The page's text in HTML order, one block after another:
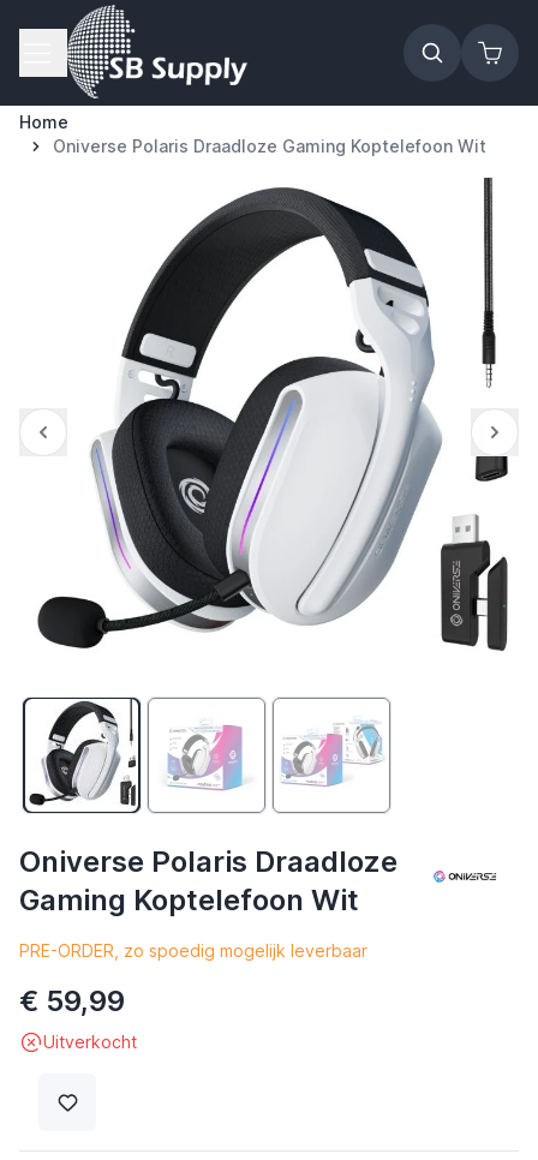
Ga naar de inhoud
Home
Oniverse Polaris Draadloze Gaming Koptelefoon Wit
Oniverse Polaris Draadloze
Gaming Koptelefoon Wit
PRE-ORDER, zo spoedig mogelijk leverbaar
€ 59,99
Uitverkocht